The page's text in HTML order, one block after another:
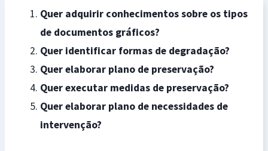
Quer adquirir conhecimentos sobre os tipos
de documentos gráficos?
Quer identificar formas de degradação?
Quer elaborar plano de preservação?
Quer executar medidas de preservação?
Quer elaborar plano de necessidades de
intervenção?